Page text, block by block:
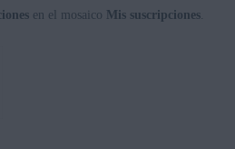
en el mosaico Mis suscripciones.